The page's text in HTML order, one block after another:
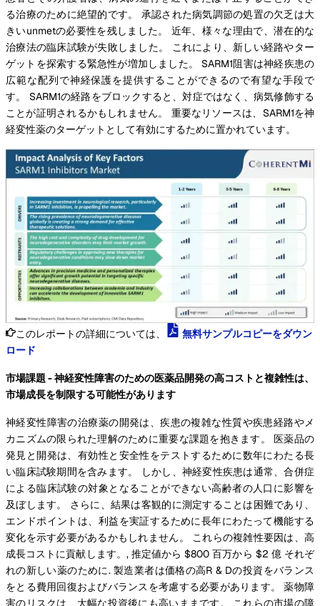
る治療のために絶望的です。 承認された病気調節の処置の欠乏は大
きいunmetの必要性を残しました。 近年、様々な理由で、潜在的な
治療法の臨床試験が失敗しました。 これにより、新しい経路やター
ゲットを探索する緊急性が増加しました。 SARM1阻害は神経疾患の
広範な配列で神経保護を提供することができるので有望な手段で
す。 SARM1の経路をブロックすると、対症ではなく、病気修飾する
ことが証明されるかもしれません。 重要なリソースは、SARM1を神
経変性薬のターゲットとして有効にするために置かれています。
このレポートの詳細については、
無料サンプルコピーをダウン
ロード
市場課題 - 神経変性障害のための医薬品開発の高コストと複雑性は、
市場成長を制限する可能性があります
神経変性障害の治療薬の開発は、疾患の複雑な性質や疾患経路やメ
カニズムの限られた理解のために重要な課題を抱きます。 医薬品の
発見と開発は、有効性と安全性をテストするために数年にわたる長
い臨床試験期間を含みます。 しかし、神経変性疾患は通常、合併症
による臨床試験の対象となることができない高齢者の人口に影響を
及ぼします。 さらに、結果は客観的に測定することは困難であり、
エンドポイントは、利益を実証するために長年にわたって機能する
変化を示す必要があるかもしれません。 これらの複雑性要因は、高
成長コストに貢献します。, 推定値から $800 百万から $2 億 それぞ
れの新しい薬のために. 製造業者は価格の高R & Dの投資をバランス
をとる費用回復およびバランスを考慮する必要があります。 薬物障
害のリスクは、大幅な投資後にも高いままです。 これらの市場の障